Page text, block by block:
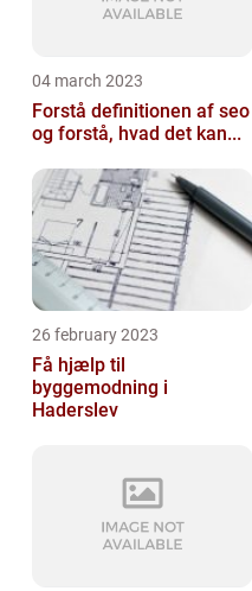
04 march 2023
Forstå definitionen af seo
og forstå, hvad det kan...
26 february 2023
Få hjælp til
byggemodning i
Haderslev